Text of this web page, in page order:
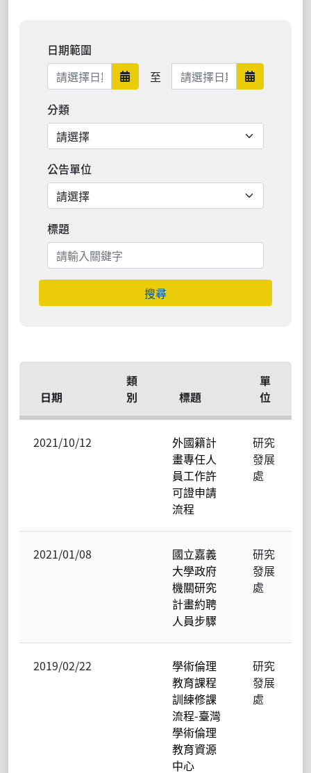
日期範圍
日期範圍開始
至 日期範圍結束 日期範圍
分類
公告單位
標題
搜尋
日期
類
別
標題
單
位
2021/10/12
外國籍計
畫專任人
員工作許
可證申請
流程
研究
發展
處
2021/01/08
國立嘉義
大學政府
機關研究
計畫約聘
人員步驟
研究
發展
處
2019/02/22
學術倫理
教育課程
訓練修課
流程-臺灣
學術倫理
教育資源
中心
研究
發展
處